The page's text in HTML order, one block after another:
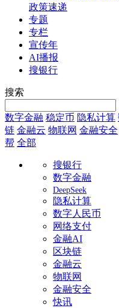
政策速递
专题
专栏
宣传年
AI播报
搜银行
搜索
数字金融 稳定币 隐私计算
链 金融云 物联网 金融安全
帮 全部
搜银行
数字金融
DeepSeek
隐私计算
数字人民币
网络支付
金融AI
区块链
金融云
物联网
金融安全
快讯